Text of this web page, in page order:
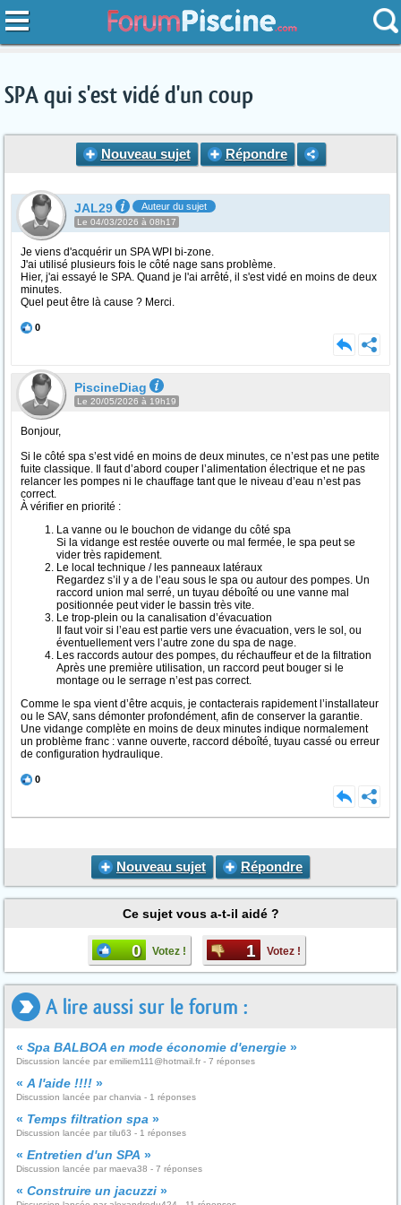
SPA qui s'est vidé d'un coup
Nouveau sujet Répondre
JAL29 Auteur du sujet
Le 04/03/2026 à 08h17
Je viens d'acquérir un SPA WPI bi-zone.
J'ai utilisé plusieurs fois le côté nage sans problème.
Hier, j'ai essayé le SPA. Quand je l'ai arrêté, il s'est vidé en moins de deux
minutes.
Quel peut être là cause ? Merci.
0
PiscineDiag
Le 20/05/2026 à 19h19
Bonjour,
Si le côté spa s’est vidé en moins de deux minutes, ce n’est pas une petite
fuite classique. Il faut d’abord couper l’alimentation électrique et ne pas
relancer les pompes ni le chauffage tant que le niveau d’eau n’est pas
correct.
À vérifier en priorité :
La vanne ou le bouchon de vidange du côté spa
Si la vidange est restée ouverte ou mal fermée, le spa peut se
vider très rapidement.
Le local technique / les panneaux latéraux
Regardez s’il y a de l’eau sous le spa ou autour des pompes. Un
raccord union mal serré, un tuyau déboîté ou une vanne mal
positionnée peut vider le bassin très vite.
Le trop-plein ou la canalisation d’évacuation
Il faut voir si l’eau est partie vers une évacuation, vers le sol, ou
éventuellement vers l’autre zone du spa de nage.
Les raccords autour des pompes, du réchauffeur et de la filtration
Après une première utilisation, un raccord peut bouger si le
montage ou le serrage n’est pas correct.
Comme le spa vient d’être acquis, je contacterais rapidement l’installateur
ou le SAV, sans démonter profondément, afin de conserver la garantie.
Une vidange complète en moins de deux minutes indique normalement
un problème franc : vanne ouverte, raccord déboîté, tuyau cassé ou erreur
de configuration hydraulique.
0
Nouveau sujet Répondre
Ce sujet vous a-t-il aidé ?
0 Votez ! 1 Votez !
A lire aussi sur le forum :
« Spa BALBOA en mode économie d'energie »
Discussion lancée par emiliem111@hotmail.fr - 7 réponses
« A l'aide !!!! »
Discussion lancée par chanvia - 1 réponses
« Temps filtration spa »
Discussion lancée par tilu63 - 1 réponses
« Entretien d'un SPA »
Discussion lancée par maeva38 - 7 réponses
« Construire un jacuzzi »